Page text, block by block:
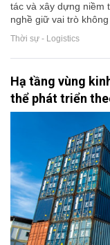
tác và xây dựng niềm
nghề giữ vai trò
Thời sự - Logistics
Hạ tầng vùng
thể phát triển